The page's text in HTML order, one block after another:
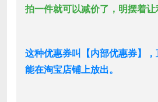
拍一件就可以减价了，明摆着让
这种优惠券叫【内部优惠券】
能在淘宝店铺上放出。